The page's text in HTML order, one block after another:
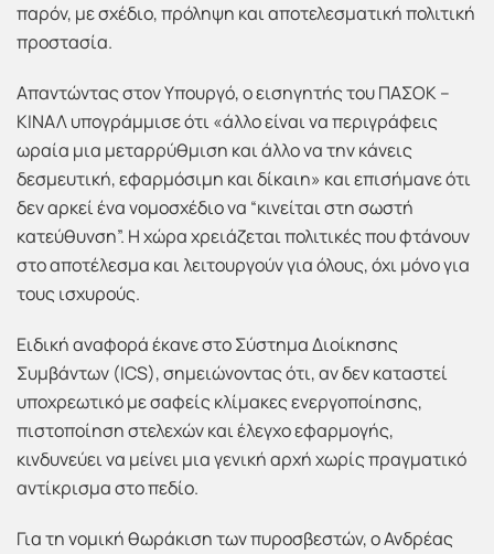
παρόν, με σχέδιο, πρόληψη και αποτελεσματική πολιτική
προστασία.
Απαντώντας στον Υπουργό, ο εισηγητής του ΠΑΣΟΚ –
ΚΙΝΑΛ υπογράμμισε ότι «άλλο είναι να περιγράφεις
ωραία μια μεταρρύθμιση και άλλο να την κάνεις
δεσμευτική, εφαρμόσιμη και δίκαιη» και επισήμανε ότι
δεν αρκεί ένα νομοσχέδιο να “κινείται στη σωστή
κατεύθυνση”. Η χώρα χρειάζεται πολιτικές που φτάνουν
στο αποτέλεσμα και λειτουργούν για όλους, όχι μόνο για
τους ισχυρούς.
Ειδική αναφορά έκανε στο Σύστημα Διοίκησης
Συμβάντων (ICS), σημειώνοντας ότι, αν δεν καταστεί
υποχρεωτικό με σαφείς κλίμακες ενεργοποίησης,
πιστοποίηση στελεχών και έλεγχο εφαρμογής,
κινδυνεύει να μείνει μια γενική αρχή χωρίς πραγματικό
αντίκρισμα στο πεδίο.
Για τη νομική θωράκιση των πυροσβεστών, ο Ανδρέας